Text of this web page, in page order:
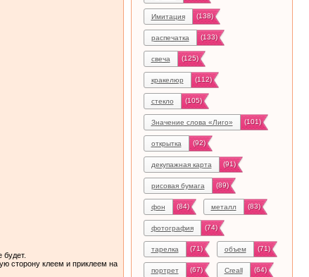
будет.
сторону клеем и приклеем на
Имитация (138)
распечатка (133)
свеча (125)
кракелюр (112)
стекло (105)
Значение слова «Лиго» (101)
открытка (92)
декупажная карта (91)
рисовая бумага (89)
фон (84) металл (83)
фотография (74)
тарелка (71) объем (71)
портрет (67) Creall (64)